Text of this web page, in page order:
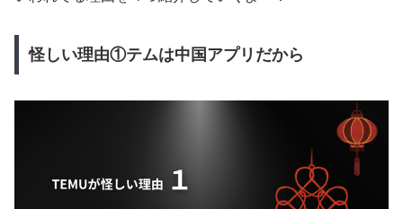
怪しい理由①テムは中国アプリだから